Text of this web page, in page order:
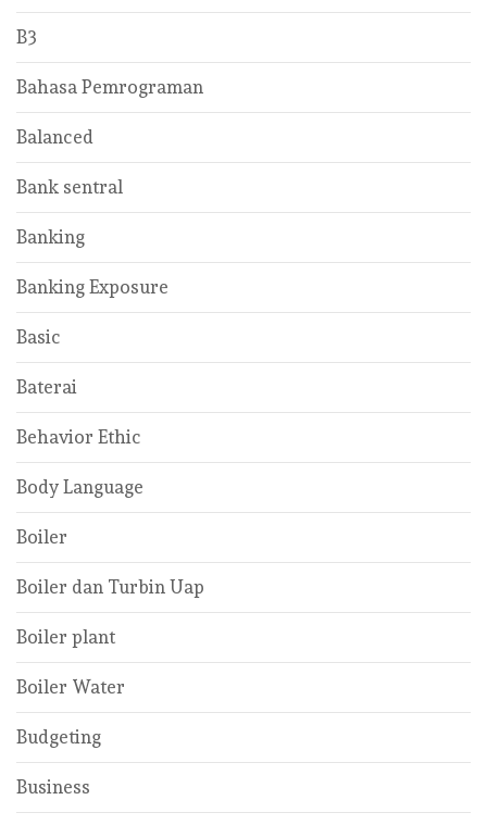
B3
Bahasa Pemrograman
Balanced
Bank sentral
Banking
Banking Exposure
Basic
Baterai
Behavior Ethic
Body Language
Boiler
Boiler dan Turbin Uap
Boiler plant
Boiler Water
Budgeting
Business